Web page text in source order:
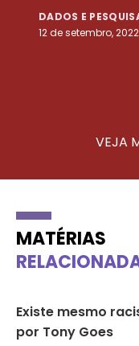
DADOS E
12 de setembro, 2022
VEJA
MATÉRIAS
Existe mesmo
por Tony Goes